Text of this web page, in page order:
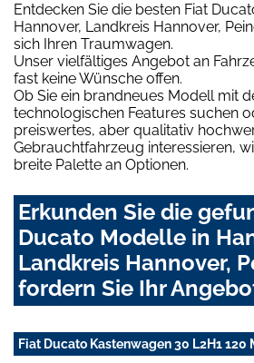
Entdecken Sie die besten Fiat
Hannover, Landkreis Hannover,
sich Ihren Traumwagen.
Unser vielfältiges Angebot an
fast keine Wünsche offen.
Ob Sie ein brandneues Modell mit
technologischen Features suchen
preiswertes, aber qualitativ
Gebrauchtfahrzeug interessieren,
breite Palette an Optionen.
Erkunden Sie die
Ducato Modelle in
Landkreis Hannover,
fordern Sie Ihr
Fiat Ducato Kastenwagen 30 L2H1 120